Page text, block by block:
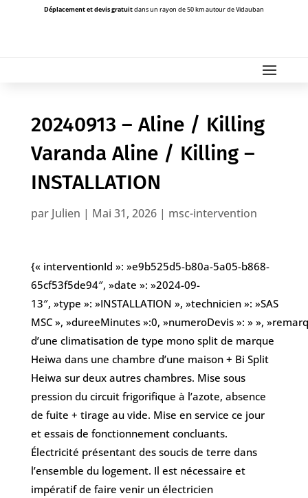
Déplacement et devis gratuitdans un rayon de 50 km autour de Vidauban
20240913 – Aline / Killing
Varanda Aline / Killing –
INSTALLATION
par Julien | Mai 31, 2026| msc-intervention
{« interventionId »: »e9b525d5-b80a-5a05-b868-
65cf53f5de94″, »date »: »2024-09-
13″, »type »: »INSTALLATION », »technicien »: »SAS
MSC », »dureeMinutes »:0, »numeroDevis »: » »,
d’une climatisation de type mono split de marque
Heiwa dans une chambre d’une maison + Bi Split
Heiwa sur deux autres chambres. Mise sous
pression du circuit frigorifique à l’azote, absence
de fuite + tirage au vide. Mise en service ce jour
et essais de fonctionnement concluants.
Électricité présentant des soucis de terre dans
l’ensemble du logement. Il est nécessaire et
impératif de faire venir un électricien